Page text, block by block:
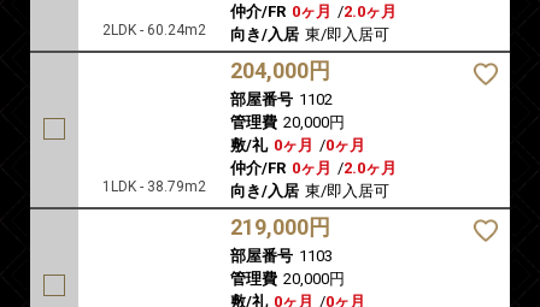
2LDK - 60.24m2
仲介/FR 0ヶ月 /2.0ヶ月
向き/入居 東/即入居可
1LDK - 38.79m2
204,000円
部屋番号 1102
管理費 20,000円
敷/礼 0ヶ月 /0ヶ月
仲介/FR 0ヶ月 /2.0ヶ月
向き/入居 東/即入居可
219,000円
部屋番号 1103
管理費 20,000円
敷/礼 0ヶ月 /0ヶ月